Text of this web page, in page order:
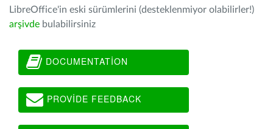
LibreOffice'in eski sürümlerini (desteklenmiyor olabilirler!)
arşivde bulabilirsiniz
DOCUMENTATION
PROVIDE FEEDBACK